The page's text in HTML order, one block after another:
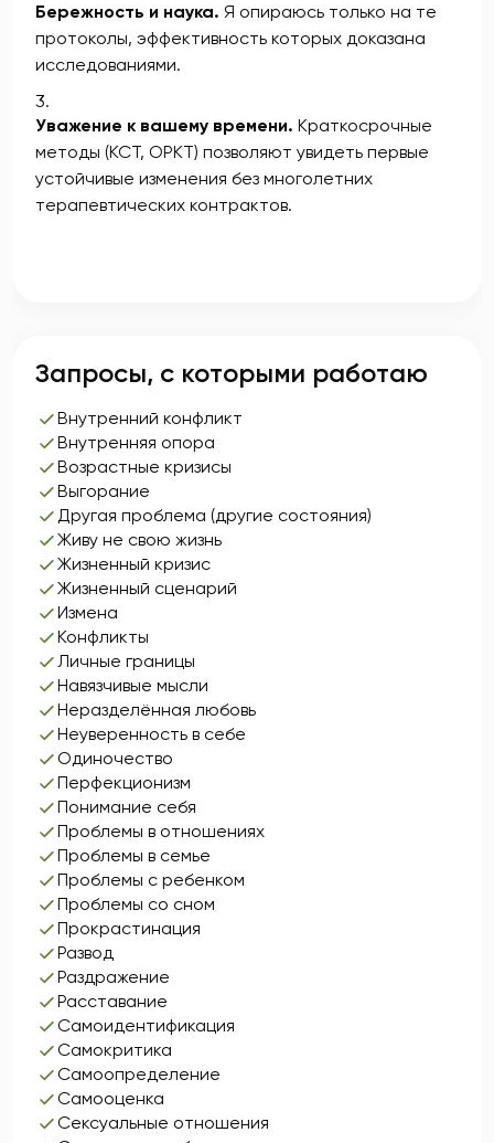
Бережность и наука. Я опираюсь только на те
протоколы, эффективность которых доказана
исследованиями.
Уважение к вашему времени. Краткосрочные
методы (КСТ, ОРКТ) позволяют увидеть первые
устойчивые изменения без многолетних
терапевтических контрактов.
Запросы, с которыми работаю
Внутренний конфликт
Внутренняя опора
Возрастные кризисы
Выгорание
Другая проблема (другие состояния)
Живу не свою жизнь
Жизненный кризис
Жизненный сценарий
Измена
Конфликты
Личные границы
Навязчивые мысли
Неразделённая любовь
Неуверенность в себе
Одиночество
Перфекционизм
Понимание себя
Проблемы в отношениях
Проблемы в семье
Проблемы с ребенком
Проблемы со сном
Прокрастинация
Развод
Раздражение
Расставание
Самоидентификация
Самокритика
Самоопределение
Самооценка
Сексуальные отношения